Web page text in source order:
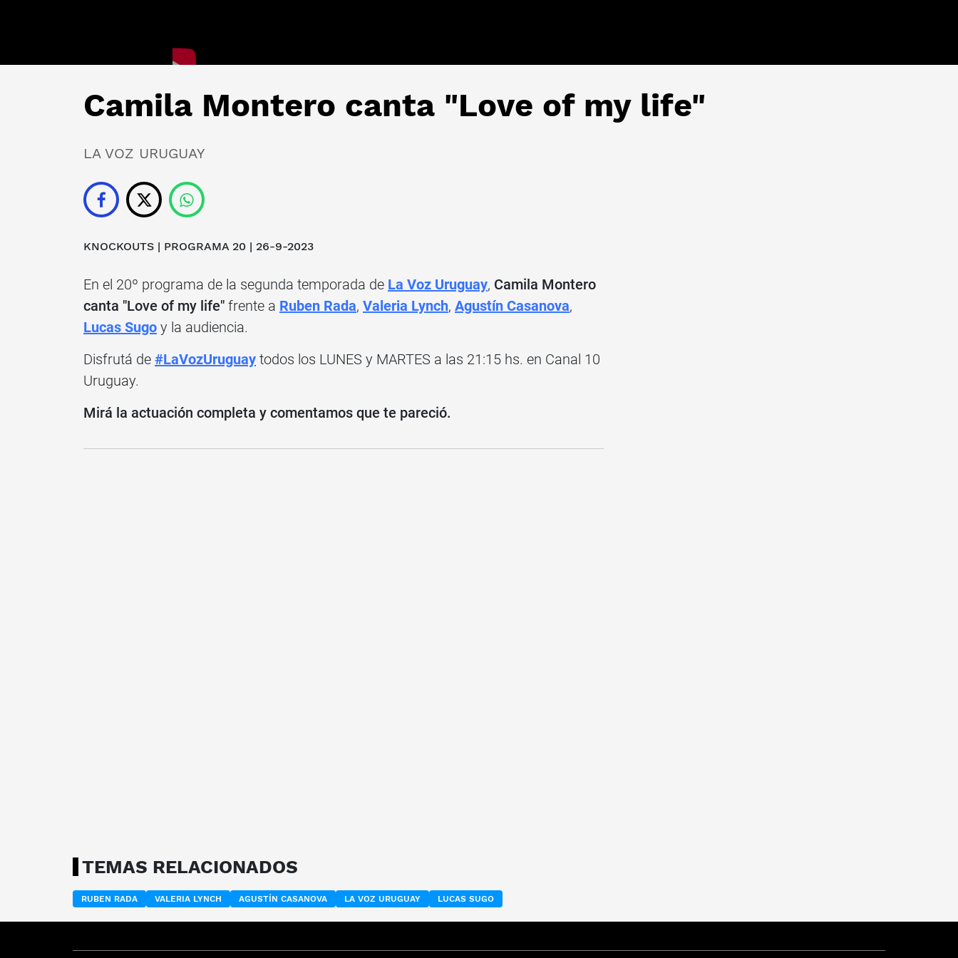
Camila Montero canta "Love of my life"
LA VOZ URUGUAY
KNOCKOUTS | PROGRAMA 20 | 26-9-2023
En el 20º programa de la segunda temporada de La Voz Uruguay, Camila Montero
canta "Love of my life" frente a Ruben Rada, Valeria Lynch, Agustín Casanova,
Lucas Sugo y la audiencia.
Disfrutá de #LaVozUruguay todos los LUNES y MARTES a las 21:15 hs. en Canal 10
Uruguay.
Mirá la actuación completa y comentamos que te pareció.
TEMAS RELACIONADOS
RUBEN RADA VALERIA LYNCH AGUSTÍN CASANOVA LA VOZ URUGUAY LUCAS SUGO